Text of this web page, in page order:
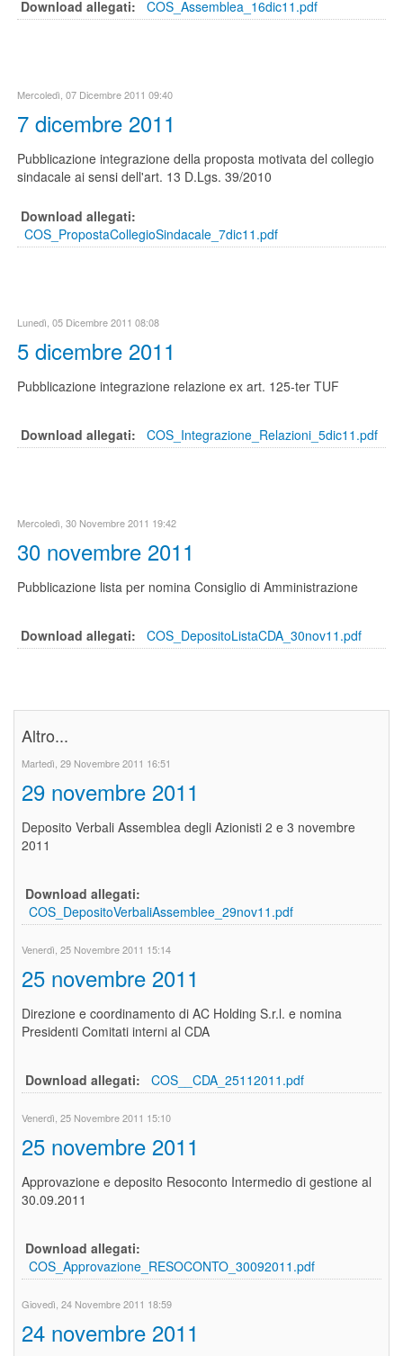
Download allegati: COS_Assemblea_16dic11.pdf
Mercoledì, 07 Dicembre 2011 09:40
7 dicembre 2011
Pubblicazione integrazione della proposta motivata del collegio
sindacale ai sensi dell'art. 13 D.Lgs. 39/2010
Download allegati:
COS_PropostaCollegioSindacale_7dic11.pdf
Lunedì, 05 Dicembre 2011 08:08
5 dicembre 2011
Pubblicazione integrazione relazione ex art. 125-ter TUF
Download allegati: COS_Integrazione_Relazioni_5dic11.pdf
Mercoledì, 30 Novembre 2011 19:42
30 novembre 2011
Pubblicazione lista per nomina Consiglio di Amministrazione
Download allegati: COS_DepositoListaCDA_30nov11.pdf
Altro...
Martedì, 29 Novembre 2011 16:51
29 novembre 2011
Deposito Verbali Assemblea degli Azionisti 2 e 3 novembre
2011
Download allegati:
COS_DepositoVerbaliAssemblee_29nov11.pdf
Venerdì, 25 Novembre 2011 15:14
25 novembre 2011
Direzione e coordinamento di AC Holding S.r.l. e nomina
Presidenti Comitati interni al CDA
Download allegati: COS__CDA_25112011.pdf
Venerdì, 25 Novembre 2011 15:10
25 novembre 2011
Approvazione e deposito Resoconto Intermedio di gestione al
30.09.2011
Download allegati:
COS_Approvazione_RESOCONTO_30092011.pdf
Giovedì, 24 Novembre 2011 18:59
24 novembre 2011